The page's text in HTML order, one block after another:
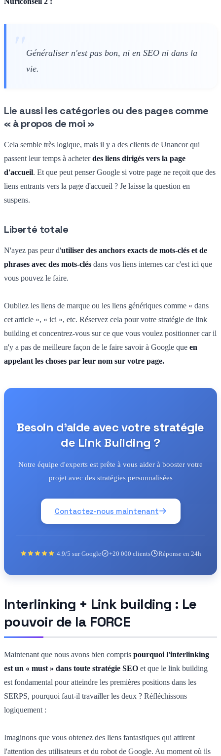
Généraliser n'est pas bon, ni en SEO ni dans la
vie.
Lie aussi les catégories ou des pages comme
« à propos de moi »
Cela semble très logique, mais il y a des clients de Unancor qui
passent leur temps à acheterdes liens dirigés vers la page
d'accueil. Et que peut penser Google si votre page ne reçoit que des
liens entrants vers la page d'accueil ? Je laisse la question en
suspens.
Liberté totale
N'ayez pas peur d'utiliser des anchors exacts de mots-clés et de
phrases avec des mots-clés dans vos liens internes car c'est ici que
vous pouvez le faire.
Oubliez les liens de marque ou les liens génériques comme « dans
cet article », « ici », etc. Réservez cela pour votre stratégie de link
building et concentrez-vous sur ce que vous voulez positionner car il
n'y a pas de meilleure façon de le faire savoir à Google que en
appelant les choses par leur nom sur votre page.
Besoin d'aide avec votre stratégie
de Link Building ?
Notre équipe d'experts est prête à vous aider à booster votre
projet avec des stratégies personnalisées
Contactez-nous maintenant
4.9/5 sur Google +20 000 clients Réponse en 24h
Interlinking + Link building : Le
pouvoir de la FORCE
Maintenant que nous avons bien compris pourquoi l'interlinking
est un « must » dans toute stratégie SEO et que le link building
est fondamental pour atteindre les premières positions dans les
SERPS, pourquoi faut-il travailler les deux ? Réfléchissons
logiquement :
Imaginons que vous obtenez des liens fantastiques qui attirent
l'attention des utilisateurs et du robot de Google. Au moment où ils